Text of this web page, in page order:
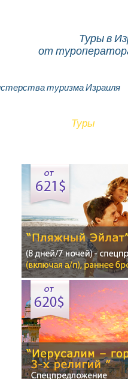
туризма Израиля
Туры в
от
Туры